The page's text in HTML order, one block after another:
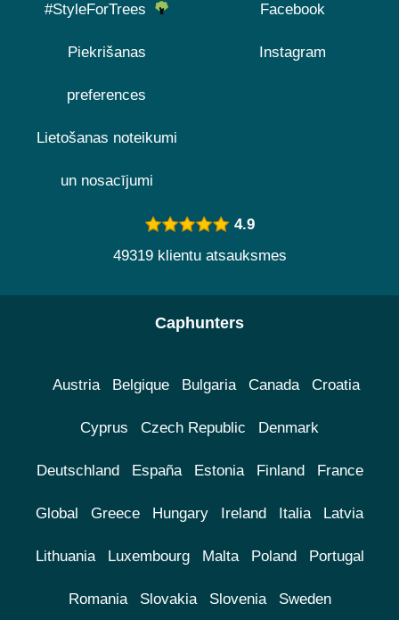
#StyleForTrees
Piekrišanas
preferences
Lietošanas noteikumi
un nosacījumi
Facebook
Instagram
4.9
49319 klientu atsauksmes
Caphunters
Austria Belgique Bulgaria Canada Croatia
Cyprus Czech Republic Denmark
Deutschland España Estonia Finland France
Global Greece Hungary Ireland Italia Latvia
Lithuania Luxembourg Malta Poland Portugal
Romania Slovakia Slovenia Sweden